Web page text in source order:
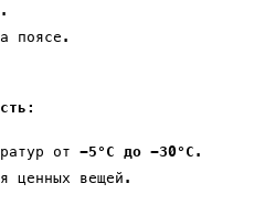
поясе .
от -5°C до -30°C .
ценных вещей.